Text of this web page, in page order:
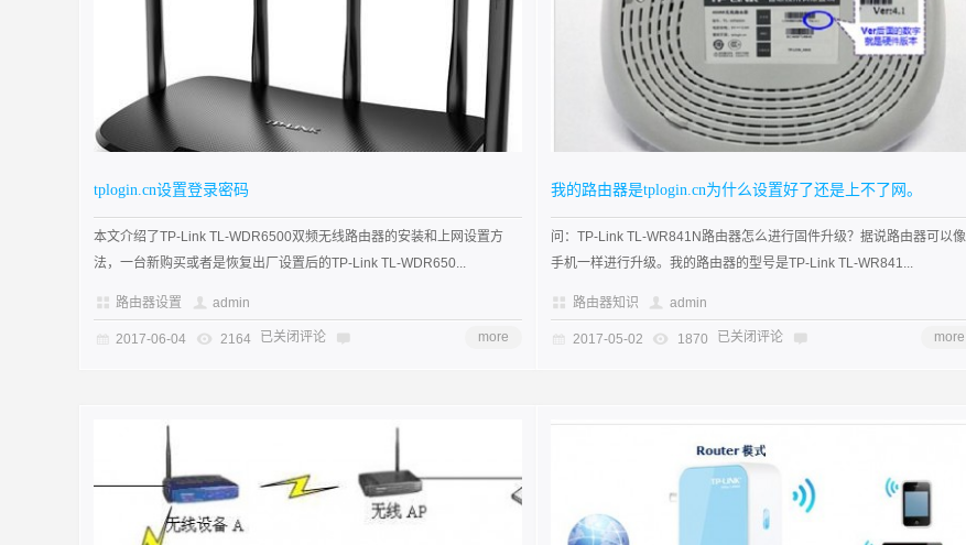
tplogin.cn设置登录密码
本文介绍了TP-Link TL-WDR6500双频无线路由器的安装和上网设置方
法，一台新购买或者是恢复出厂设置后的TP-Link TL-WDR650...
路由器设置 admin
2017-06-04 2164 已关闭评论 more
我的路由器是tplogin.cn为什么设置好了还是上不了网。
问：TP-Link TL-WR841N路由器怎么进行固件升级？据说路由器可以像
手机一样进行升级。我的路由器的型号是TP-Link TL-WR841...
路由器知识 admin
2017-05-02 1870 已关闭评论 more